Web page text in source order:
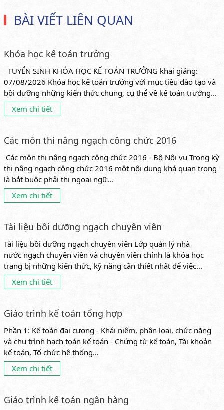
BÀI VIẾT LIÊN QUAN
Khóa học kế toán trưởng
TUYỂN SINH KHÓA HỌC KẾ TOÁN TRƯỞNG khai giảng:
07/08/2026 Khóa học kế toán trưởng với mục tiêu đào tạo và
bồi dưỡng những kiến thức chung, cụ thể về kế toán trưởng...
Xem chi tiết
Các môn thi nâng ngạch công chức 2016
Các môn thi nâng ngạch công chức 2016 - Bộ Nội vụ Trong kỳ
thi nâng ngạch công chức 2016 một nội dung khá quan trọng
là bắt buộc phải thi ngoại ngữ...
Xem chi tiết
Tài liệu bồi dưỡng ngạch chuyên viên
Tài liệu bồi dưỡng ngạch chuyên viên Lớp quản lý nhà
nước ngạch chuyên viên và chuyên viên chính là khóa học
trang bị những kiến thức, kỹ năng cần thiết nhất để việc...
Xem chi tiết
Giáo trình kế toán tổng hợp
Phần 1: Kế toán đại cương - Khái niệm, phân loại, chức năng
và chu trình hạch toán kế toán - Chứng từ kế toán, Tài khoản
kế toán, Tổ chức hệ thống...
Xem chi tiết
Giáo trình kế toán ngân hàng